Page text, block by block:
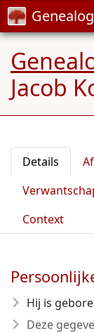
Jacob
Details
Context
Hij is
Deze